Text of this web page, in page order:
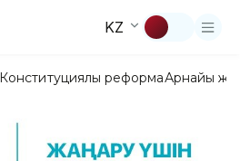
KZ
Конституциялық реформаАрнайы